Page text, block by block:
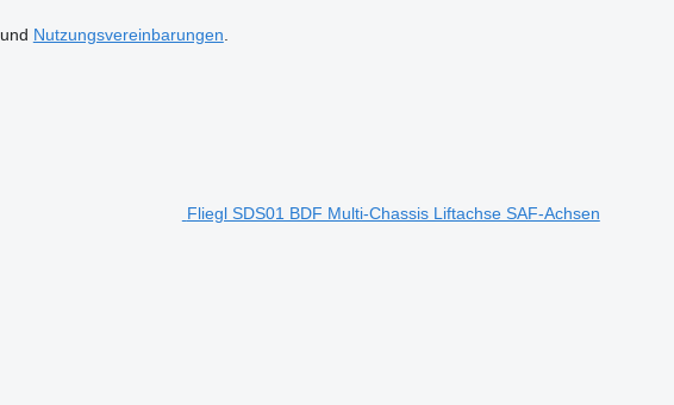
und Nutzungsvereinbarungen
Fliegl SDS01 BDF Multi-Chassis Liftachse SAF-Achsen